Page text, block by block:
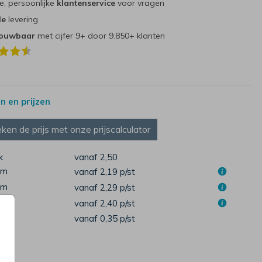
persoonlijke klantenservicevoor vragen
levering
met cijfer 9+ door 9.850+ klanten
en prijzen
de prijs met onze prijscalculator
vanaf 2,50
vanaf 2,19 p/st
vanaf 2,29 p/st
vanaf 2,40 p/st
vanaf 0,35 p/st